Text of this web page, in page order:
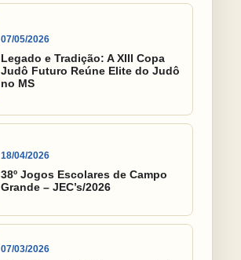
07/05/2026
Legado e Tradição: A XIII Copa
Judô Futuro Reúne Elite do Judô
no MS
18/04/2026
38º Jogos Escolares de Campo
Grande – JEC’s/2026
07/03/2026